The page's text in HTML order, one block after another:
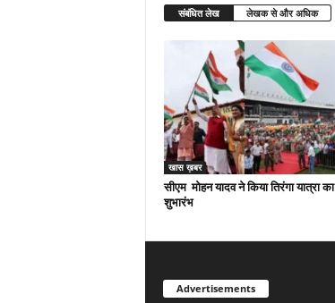
संबंधित लेख लेखक से और अधिक
खास ख़बर
सीएम मोहन यादव ने किया तिरंगा यात्रा का
शुभारंभ
Advertisements